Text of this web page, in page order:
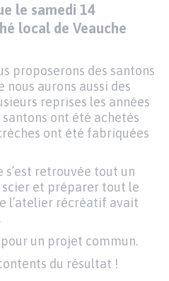
le samedi 14
local de Veauche
proposerons des santons
aurons aussi des
reprises les années
ont été achetés
ont été fabriquées
s’est retrouvée tout un
et préparer tout le
l’atelier récréatif avait
un projet commun.
du résultat !